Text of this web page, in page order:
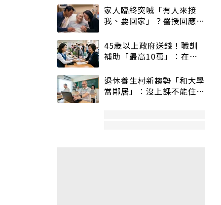
家人臨終突喊「有人來接
我、要回家」？醫授回應方
45歲以上政府送錢！職訓
補助「最高10萬」：在
退休養生村新趨勢「和大學
當鄰居」：沒上課不能住、